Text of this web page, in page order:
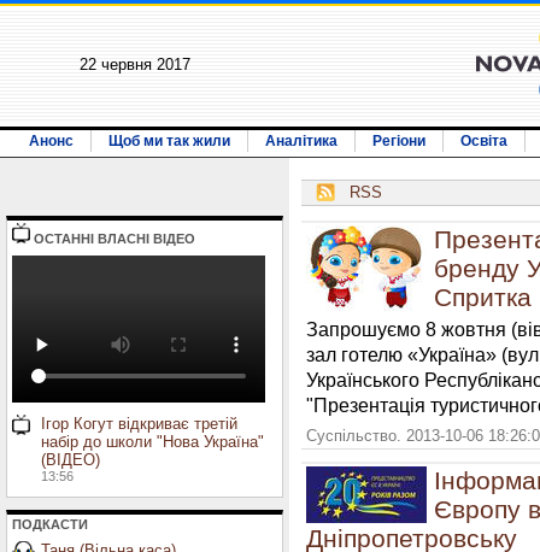
22 червня 2017
Анонс Щоб ми так жили Аналітика Регіони Освіта
ОСТАННI ВЛАСНI ВIДЕО
Ігор Когут відкриває третій
набір до школи "Нова Україна"
(ВІДЕО)
13:56
ПОДКАСТИ
RSS
бренду
Спритка
Запрошуємо 8 жовтня
зал готелю «Україна»
Українського
"Презентація
Суспільство. 2013-10-06
Європу
Дніпропетровську